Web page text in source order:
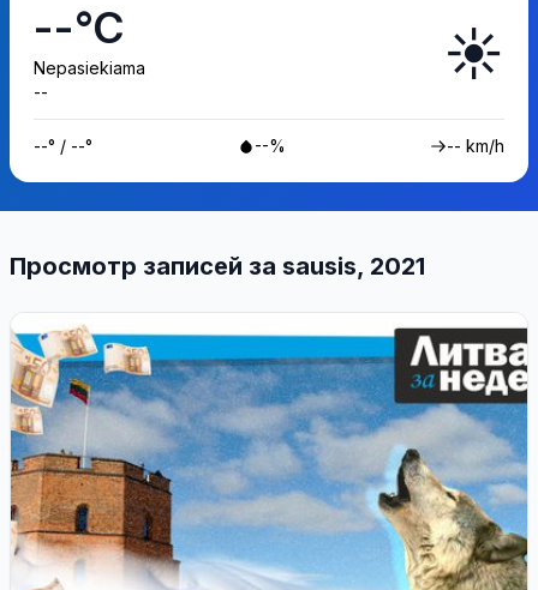
--°C
Nepasiekiama
--
☀️
--° / --° --% -- km/h
Просмотр записей за sausis, 2021